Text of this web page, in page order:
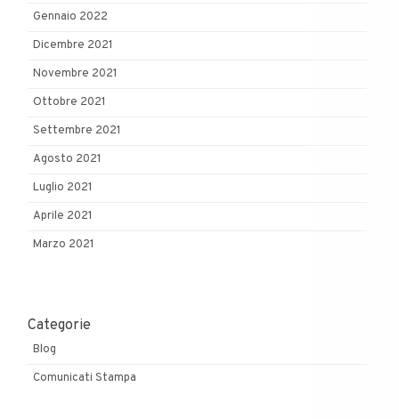
Gennaio 2022
Dicembre 2021
Novembre 2021
Ottobre 2021
Settembre 2021
Agosto 2021
Luglio 2021
Aprile 2021
Marzo 2021
Categorie
Blog
Comunicati Stampa